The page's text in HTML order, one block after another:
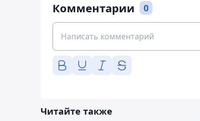
Комментарии 0
Читайте также